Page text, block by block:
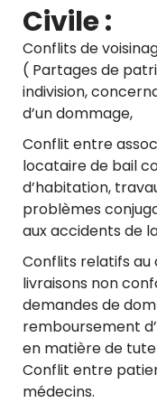
Civile :
Conflits de
( Partages de
indivision,
d’un dommage,
Conflit entre
locataire de bail
d’habitation,
problèmes
aux accidents de
Conflits relatifs
livraisons non
demandes de
remboursement
en matière de
Conflit entre
médecins.